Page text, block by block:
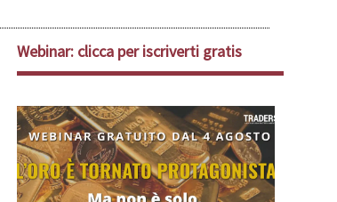
Webinar: clicca per iscriverti gratis